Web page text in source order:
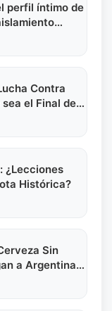
perfil íntimo de
Contra
el Final de
¿Lecciones
Histórica?
Sin
a Argentina: